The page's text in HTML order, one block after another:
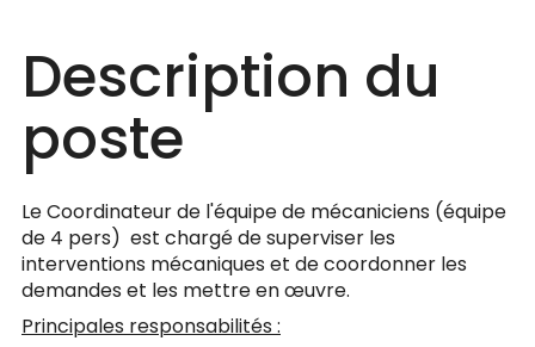
Description du
poste
Le Coordinateur de l'équipe de mécaniciens (équipe
de 4 pers) est chargé de superviser les
interventions mécaniques et de coordonner les
demandes et les mettre en œuvre.
Principales responsabilités :